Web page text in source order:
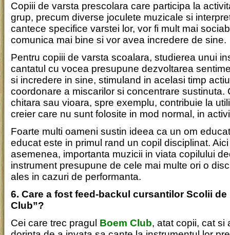
Copiii de varsta prescolara care participa la
grup, precum diverse joculete muzicale si
cantece specifice varstei lor, vor fi mult mai
comunica mai bine si vor avea incredere de sine.
Pentru copiii de varsta scoalara, studierea unui
cantatul cu vocea presupune dezvoltarea
si incredere in sine, stimuland in acelasi timp
coordonare a miscarilor si concentrare sustinuta.
chitara sau vioara, spre exemplu, contribuie la
creier care nu sunt folosite in mod normal, in
Foarte multi oameni sustin ideea ca un om
educat este in primul rand un copil disciplinat.
asemenea, importanta muzicii in viata copilului
instrument presupune de cele mai multe ori o
ales in cazuri de performanta.
6. Care a fost feed-backul cursantilor Scolii de
Club”?
Cei care trec pragul Boem Club, atat copii, cat si